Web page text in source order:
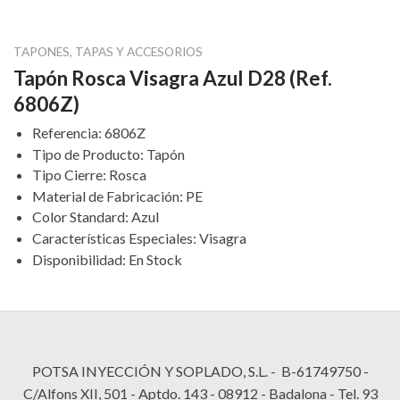
TAPONES, TAPAS Y ACCESORIOS
Tapón Rosca Visagra Azul D28 (Ref.
6806Z)
Referencia: 6806Z
Tipo de Producto: Tapón
Tipo Cierre: Rosca
Material de Fabricación: PE
Color Standard: Azul
Características Especiales: Visagra
Disponibilidad: En Stock
POTSA INYECCIÓN Y SOPLADO, S.L. - B-61749750 -
C/Alfons XII, 501 - Aptdo. 143 - 08912 - Badalona - Tel. 93